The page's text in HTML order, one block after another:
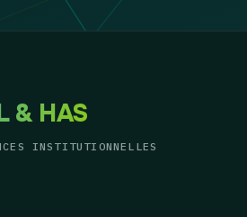
& HAS
INSTITUTIONNELLES